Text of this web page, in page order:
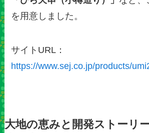
を用意しました。
サイトURL：
https://www.sej.co.jp/products/
大地の恵みと開発ストーリ